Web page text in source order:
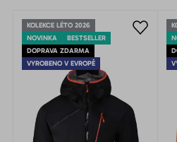
KOLEKCE LÉTO 2026
NOVINKA
BESTSELLER
DOPRAVA ZDARMA
VYROBENO V EVROPĚ